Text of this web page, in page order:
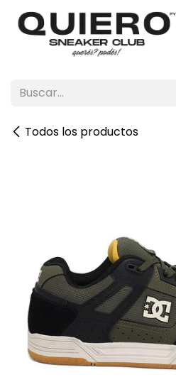
Ir al contenido
Todos los productos